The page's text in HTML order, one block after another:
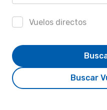
Vuelos directos
Buscar